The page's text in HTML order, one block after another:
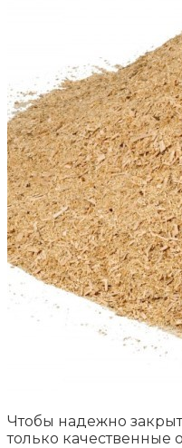
Чтобы надежно
только